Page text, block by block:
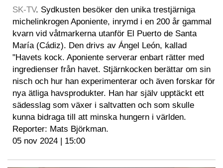
SK-TV. Sydkusten besöker den unika trestjärniga
michelinkrogen Aponiente, inrymd i en 200 år gammal
kvarn vid våtmarkerna utanför El Puerto de Santa
María (Cádiz). Den drivs av Ángel León, kallad
"Havets kock. Aponiente serverar enbart rätter med
ingredienser från havet. Stjärnkocken berättar om sin
nisch och hur han experimenterar och även forskar för
nya ätliga havsprodukter. Han har själv upptäckt ett
sädesslag som växer i saltvatten och som skulle
kunna bidraga till att minska hungern i världen.
Reporter: Mats Björkman.
05 nov 2024 | 15:00